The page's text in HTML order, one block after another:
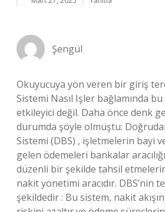
Şengül
Okuyucuya yön veren bir giriş
Sistemi Nasıl Işler bağlamında
etkileyici değil. Daha önce denk
durumda şöyle olmuştu:
Sistemi (DBS) , işletmelerin bayi
gelen ödemeleri bankalar
düzenli bir şekilde tahsil
nakit yönetimi aracıdır. DBS’nin
şekildedir : Bu sistem, nakit